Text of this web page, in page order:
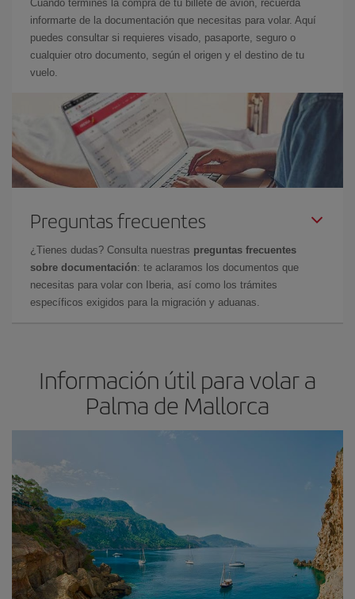
Cuando termines la compra de tu billete de avión, recuerda
informarte de la documentación que necesitas para volar. Aquí
puedes consultar si requieres visado, pasaporte, seguro o
cualquier otro documento, según el origen y el destino de tu
vuelo.
Preguntas frecuentes
¿Tienes dudas? Consulta nuestras preguntas frecuentes
sobre documentación: te aclaramos los documentos que
necesitas para volar con Iberia, así como los trámites
específicos exigidos para la migración y aduanas.
Información útil para volar a
Palma de Mallorca